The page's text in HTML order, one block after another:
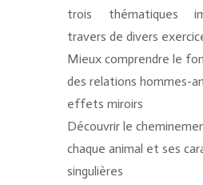
trois thématiques
travers de divers
Mieux comprendre le
des relations hommes-
effets miroirs
Découvrir le
chaque animal et ses
singulières